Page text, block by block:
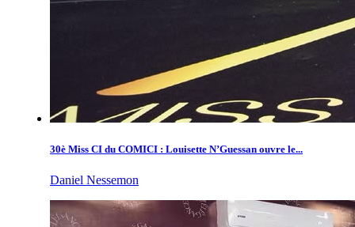
30è Miss CI du COMICI : Louisette N’Guessan ouvre le...
Daniel Nessemon